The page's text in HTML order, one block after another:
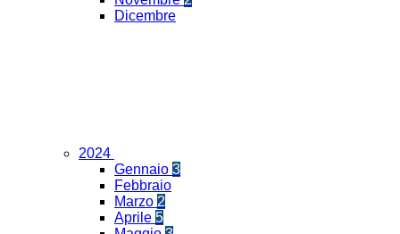
Dicembre
2024
Gennaio 3
Febbraio
Marzo 2
Aprile 5